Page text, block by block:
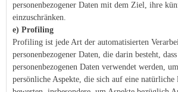
personenbezogener Daten mit dem Ziel, ihre
einzuschränken.
e) Profiling
Profiling ist jede Art der automatisierten
personenbezogener Daten, die darin besteht,
personenbezogenen Daten verwendet werden,
persönliche Aspekte, die sich auf eine natürliche